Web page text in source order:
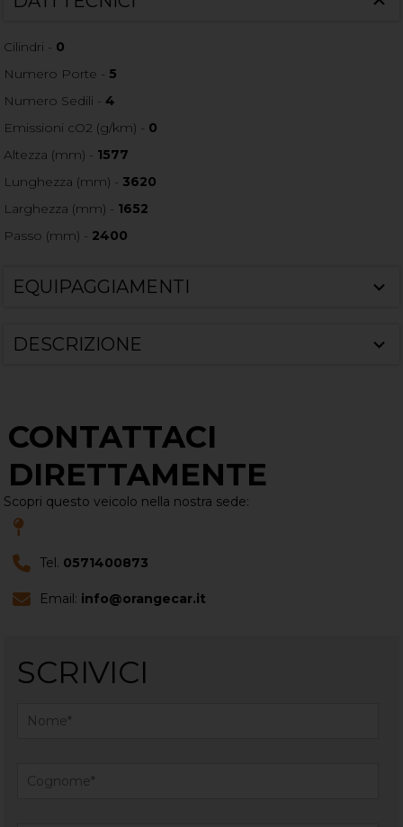
Cilindri - 0
Numero Porte - 5
Numero Sedili -4
Emissioni cO2 (g/km) - 0
Altezza (mm) - 1577
Lunghezza (mm) - 3620
Larghezza (mm) - 1652
Passo (mm) - 2400
EQUIPAGGIAMENTI
DESCRIZIONE
CONTATTACI
DIRETTAMENTE
Scopri questo veicolo nella nostra sede:
Tel. 0571400873
Email: info@orangecar.it
SCRIVICI